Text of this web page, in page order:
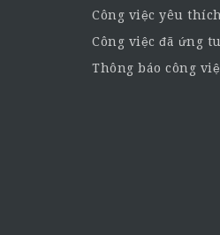
Công việc yêu thích
Công việc đã ứng
Thông báo công